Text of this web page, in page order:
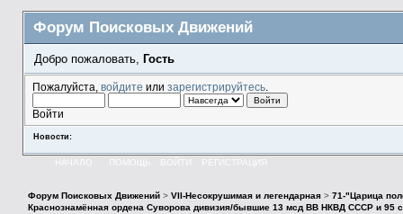
Форум Поисковых Движений
Добро пожаловать, Гость
Пожалуйста, войдите или зарегистрируйтесь.
Войти
Новости:
НАЧАЛО ПОМОЩЬ ВОЙТИ РЕГИСТРАЦИЯ
Форум Поисковых Движений> VII-Несокрушимая и легендарная> 71-"Царица
Краснознамённая ордена Суворова дивизия/бывшие 13 мсд ВВ НКВД СССР и 95